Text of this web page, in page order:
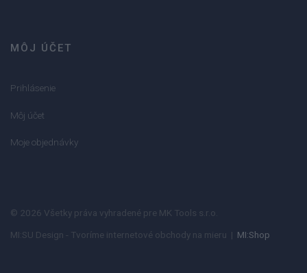
MÔJ ÚČET
Prihlásenie
Môj účet
Moje objednávky
© 2026 Všetky práva vyhradené pre MK Tools s.r.o.
MI:SU Design - Tvoríme internetové obchody na mieru | MI:Shop